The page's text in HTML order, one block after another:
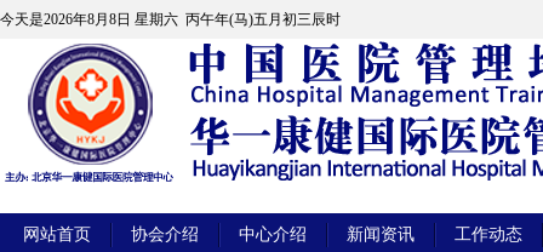
今天是2026年8月8日 星期六 丙午年(马)五月初三辰时
网站首页 协会介绍 中心介绍 新闻资讯 工作动态